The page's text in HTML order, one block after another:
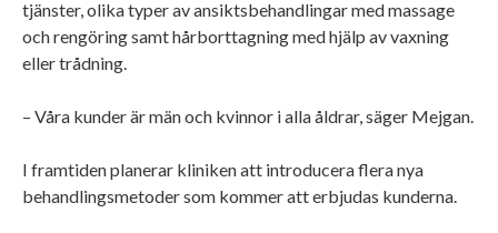
tjänster, olika typer av ansiktsbehandlingar med massage
och rengöring samt hårborttagning med hjälp av vaxning
eller trådning.
– Våra kunder är män och kvinnor i alla åldrar, säger Mejgan.
I framtiden planerar kliniken att introducera flera nya
behandlingsmetoder som kommer att erbjudas kunderna.